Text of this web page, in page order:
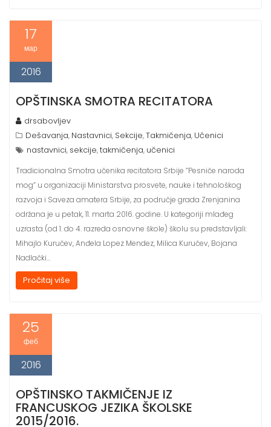
17
мар
2016
OPŠTINSKA SMOTRA RECITATORA
drsabovljev
Dešavanja, Nastavnici, Sekcije,Takmičenja, Učenici
nastavnici, sekcije,takmičenja, učenici
Tradicionalna Smotra učenika recitatora Srbije ”Pesniče naroda
mog” u organizaciji Ministarstva prosvete, nauke i tehnološkog
razvoja i Saveza amatera Srbije, za područje grada Zrenjanina
održana je u petak, 11. marta 2016. godine. U kategoriji mlađeg
uzrasta (od 1. do 4. razreda osnovne škole) školu su predstavljali:
Mihajlo Kuručev, Anđela Lopez Mendez, Milica Kuručev, Bojana
Nadlački…
Pročitaj više
25
феб
2016
OPŠTINSKO TAKMIČENJE IZ
FRANCUSKOG JEZIKA ŠKOLSKE
2015/2016.